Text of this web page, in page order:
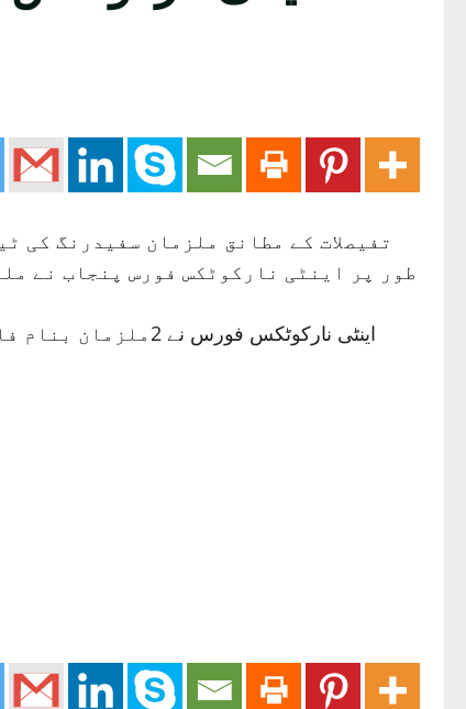
تفیصلات کے مطانق ملزمان سفیدرنگ کی
اینٹی نارکوٹکس